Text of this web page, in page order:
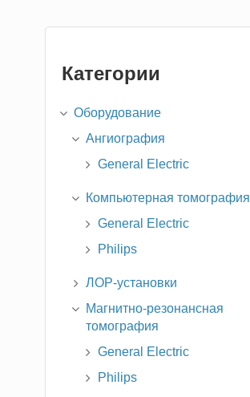
Категории
Оборудование
Ангиография
General Electric
Компьютерная томография
General Electric
Philips
ЛОР-установки
Магнитно-резонансная
томография
General Electric
Philips